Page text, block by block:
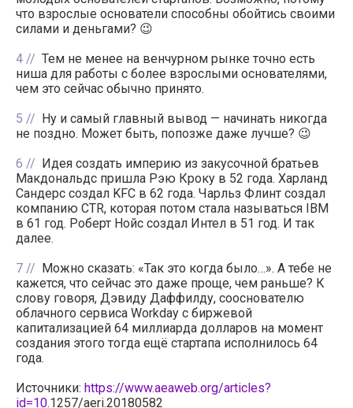
что взрослые основатели способны обойтись своими
силами и деньгами? 😉
4
Тем не менее на венчурном рынке точно есть
ниша для работы с более взрослыми основателями,
чем это сейчас обычно принято.
5
Ну и самый главный вывод — начинать никогда
не поздно. Может быть, попозже даже лучше? 😉
6
Идея создать империю из закусочной братьев
Макдональдс пришла Рэю Кроку в 52 года. Харланд
Сандерс создал KFC в 62 года. Чарльз Флинт создал
компанию CTR, которая потом стала называться IBM
в 61 год. Роберт Нойс создал Интел в 51 год. И так
далее.
7
Можно сказать: «Так это когда было…». А тебе не
кажется, что сейчас это даже проще, чем раньше? К
слову говоря, Дэвиду Даффилду, сооснователю
облачного сервиса Workday с биржевой
капитализацией 64 миллиарда долларов на момент
создания этого тогда ещё стартапа исполнилось 64
года.
Источники: https://www.aeaweb.org/articles?
id=10.1257/aeri.20180582